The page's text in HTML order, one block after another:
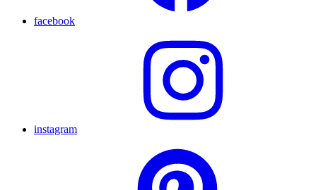
facebook
instagram